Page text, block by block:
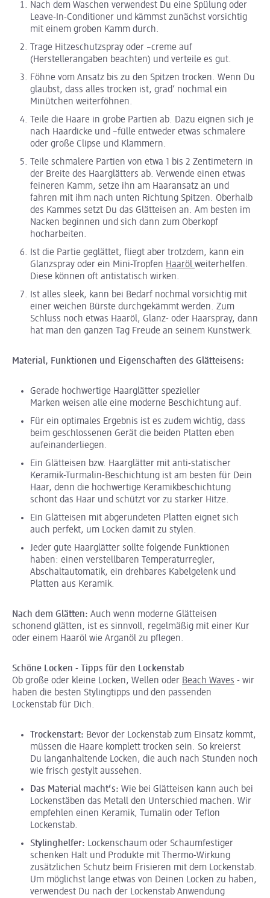
Nach dem Waschen verwendest Du eine Spülung oder
Leave-In-Conditioner und kämmst zunächst vorsichtig
mit einem groben Kamm durch.
Trage Hitzeschutzspray oder –creme auf
(Herstellerangaben beachten) und verteile es gut.
Föhne vom Ansatz bis zu den Spitzen trocken. Wenn Du
glaubst, dass alles trocken ist, grad‘ nochmal ein
Minütchen weiterföhnen.
Teile die Haare in grobe Partien ab. Dazu eignen sich je
nach Haardicke und –fülle entweder etwas schmalere
oder große Clipse und Klammern.
Teile schmalere Partien von etwa 1 bis 2 Zentimetern in
der Breite des Haarglätters ab. Verwende einen etwas
feineren Kamm, setze ihn am Haaransatz an und
fahren mit ihm nach unten Richtung Spitzen. Oberhalb
des Kammes setzt Du das Glätteisen an. Am besten im
Nacken beginnen und sich dann zum Oberkopf
hocharbeiten.
Ist die Partie geglättet, fliegt aber trotzdem, kann ein
Glanzspray oder ein Mini-Tropfen Haaröl weiterhelfen.
Diese können oft antistatisch wirken.
Ist alles sleek, kann bei Bedarf nochmal vorsichtig mit
einer weichen Bürste durchgekämmt werden. Zum
Schluss noch etwas Haaröl, Glanz- oder Haarspray, dann
hat man den ganzen Tag Freude an seinem Kunstwerk.
Material, Funktionen und Eigenschaften des Glätteisens:
Gerade hochwertige Haarglätter spezieller
Marken weisen alle eine moderne Beschichtung auf.
Für ein optimales Ergebnis ist es zudem wichtig, dass
beim geschlossenen Gerät die beiden Platten eben
aufeinanderliegen.
Ein Glätteisen bzw. Haarglätter mit anti-statischer
Keramik-Turmalin-Beschichtung ist am besten für Dein
Haar, denn die hochwertige Keramikbeschichtung
schont das Haar und schützt vor zu starker Hitze.
Ein Glätteisen mit abgerundeten Platten eignet sich
auch perfekt, um Locken damit zu stylen.
Jeder gute Haarglätter sollte folgende Funktionen
haben: einen verstellbaren Temperaturregler,
Abschaltautomatik, ein drehbares Kabelgelenk und
Platten aus Keramik.
Nach dem Glätten: Auch wenn moderne Glätteisen
schonend glätten, ist es sinnvoll, regelmäßig mit einer Kur
oder einem Haaröl wie Arganöl zu pflegen.
Schöne Locken - Tipps für den Lockenstab
Ob große oder kleine Locken, Wellen oder Beach Waves - wir
haben die besten Stylingtipps und den passenden
Lockenstab für Dich.
Trockenstart: Bevor der Lockenstab zum Einsatz kommt,
müssen die Haare komplett trocken sein. So kreierst
Du langanhaltende Locken, die auch nach Stunden noch
wie frisch gestylt aussehen.
Das Material macht‘s: Wie bei Glätteisen kann auch bei
Lockenstäben das Metall den Unterschied machen. Wir
empfehlen einen Keramik, Tumalin oder Teflon
Lockenstab.
Stylinghelfer: Lockenschaum oder Schaumfestiger
schenken Halt und Produkte mit Thermo-Wirkung
zusätzlichen Schutz beim Frisieren mit dem Lockenstab.
Um möglichst lange etwas von Deinen Locken zu haben,
verwendest Du nach der Lockenstab Anwendung